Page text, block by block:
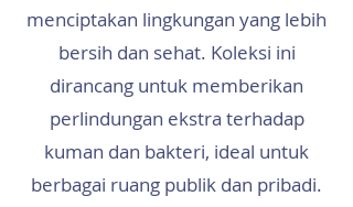
menciptakan lingkungan yang lebih
bersih dan sehat. Koleksi ini
dirancang untuk memberikan
perlindungan ekstra terhadap
kuman dan bakteri, ideal untuk
berbagai ruang publik dan pribadi.